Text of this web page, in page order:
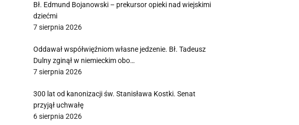
Bł. Edmund Bojanowski – prekursor opieki nad wiejskimi
dziećmi
7 sierpnia 2026
Oddawał współwięźniom własne jedzenie. Bł. Tadeusz
Dulny zginął w niemieckim obo…
7 sierpnia 2026
300 lat od kanonizacji św. Stanisława Kostki. Senat
przyjął uchwałę
6 sierpnia 2026